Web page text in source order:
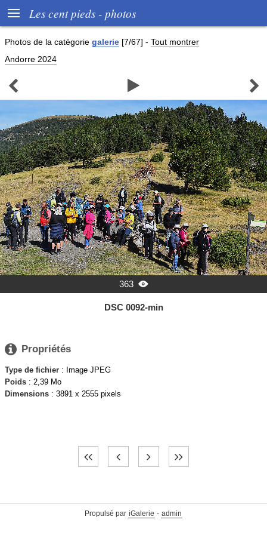
 Les cent pieds - photos
Photos de la catégorie galerie [7/67] - Tout montrer
Andorre 2024
  
363 
DSC 0092-min
 Propriétés
Type de fichier : Image JPEG
Poids : 2,39 Mo
Dimensions : 3891 x 2555 pixels
Propulsé par iGalerie - admin